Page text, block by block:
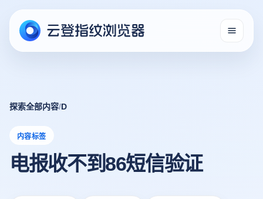
探索全部内容/D
内容标签
电报收不到86短信验证